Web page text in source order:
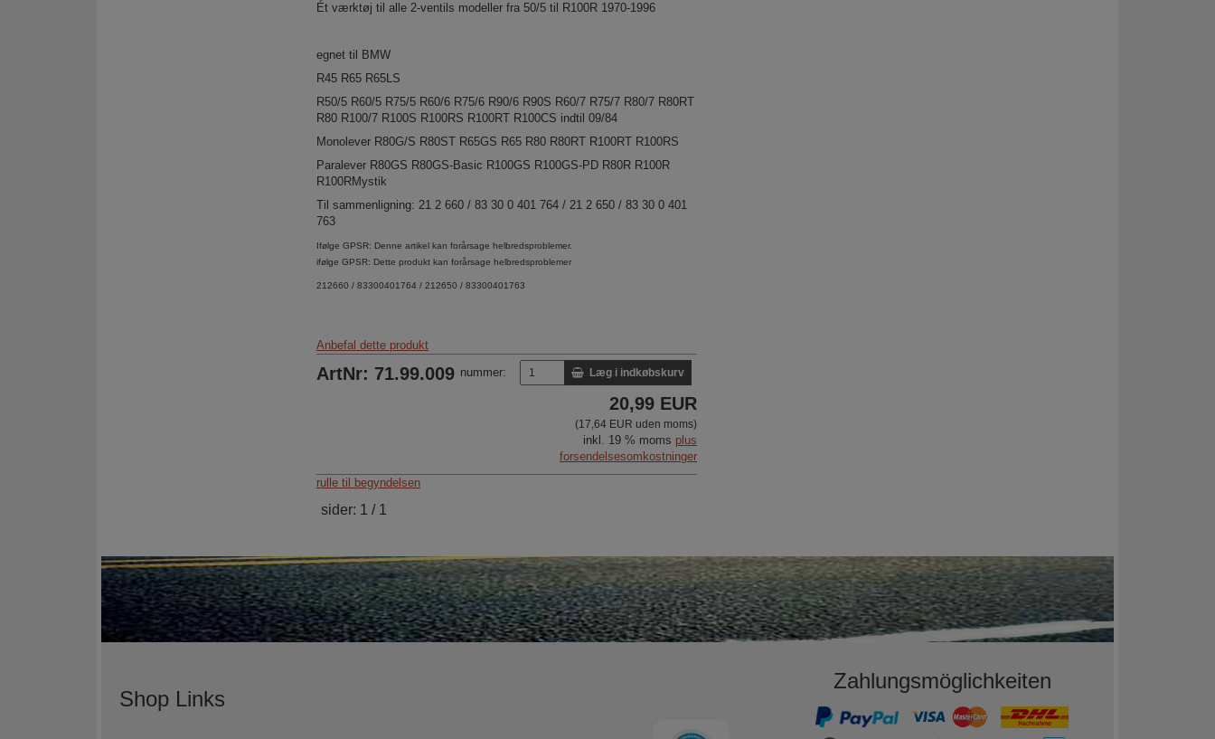
Ét værktøj til alle 2-ventils modeller fra 50/5 til R100R 1970-1996
egnet til BMW
R45 R65 R65LS
R50/5 R60/5 R75/5 R60/6 R75/6 R90/6 R90S R60/7 R75/7 R80/7 R80RT
R80 R100/7 R100S R100RS R100RT R100CS indtil 09/84
Monolever R80G/S R80ST R65GS R65 R80 R80RT R100RT R100RS
Paralever R80GS R80GS-Basic R100GS R100GS-PD R80R R100R
R100RMystik
Til sammenligning: 21 2 660 / 83 30 0 401 764 / 21 2 650 / 83 30 0 401
763
Ifølge GPSR: Denne artikel kan forårsage helbredsproblemer.
ifølge GPSR: Dette produkt kan forårsage helbredsproblemer
212660 / 83300401764 / 212650 / 83300401763
Anbefal dette produkt
ArtNr: 71.99.009 nummer: Læg i indkøbskurv
20,99 EUR
(17,64 EUR uden moms)
inkl. 19 % moms plus
forsendelsesomkostninger
rulle til begyndelsen
sider: 1 / 1
Shop Links
Zahlungsmöglichkeiten